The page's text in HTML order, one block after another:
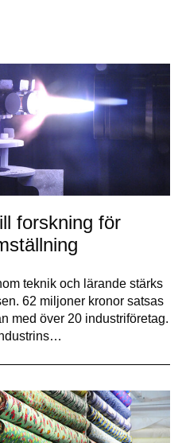
forskning för
teknik och lärande stärks
62 miljoner kronor satsas
med över 20 industriföretag.